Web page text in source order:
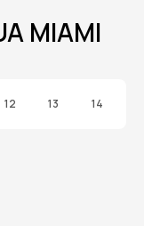
MIAMI
12 13 14